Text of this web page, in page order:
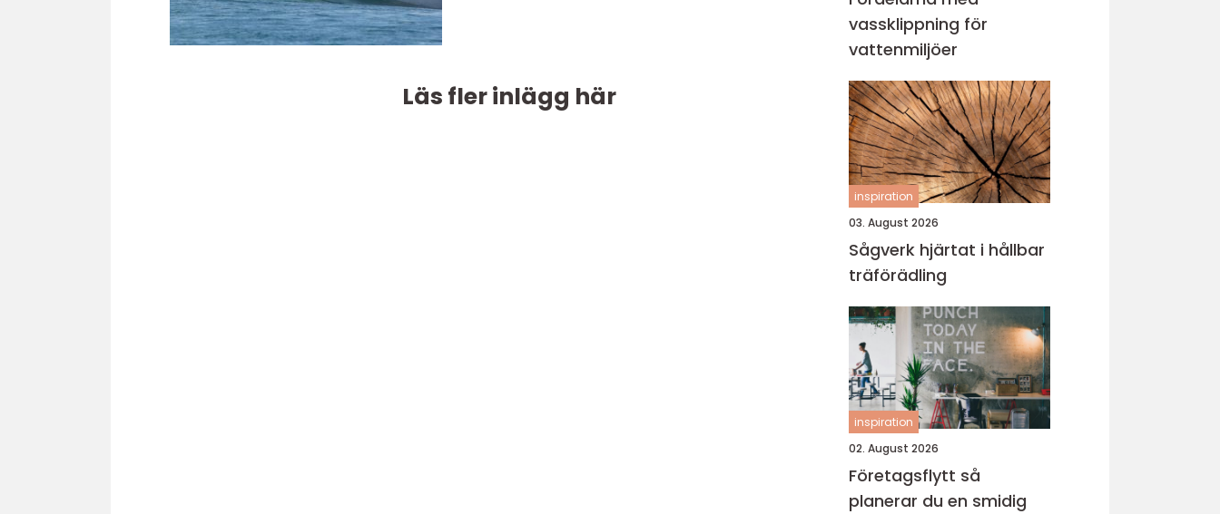
Läs fler inlägg här
vassklippning för
vattenmiljöer
inspiration
03. August 2026
Sågverk hjärtat i hållbar
träförädling
inspiration
02. August 2026
Företagsflytt så
planerar du en smidig